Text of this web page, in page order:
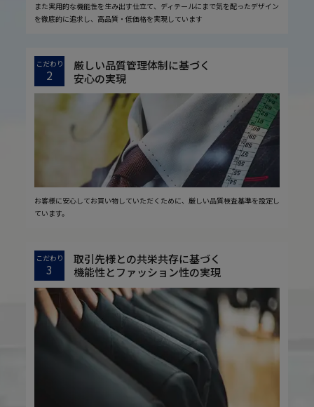
また実用的な機能性を生み出す仕立て、ディテールにまで気を配ったデザイン
を徹底的に追求し、高品質・低価格を実現しています
こだわり
2
厳しい品質管理体制に基づく
安心の実現
お客様に安心してお買い物していただくために、厳しい品質検査基準を設定し
ています。
こだわり
3
取引先様との共栄共存に基づく
機能性とファッション性の実現